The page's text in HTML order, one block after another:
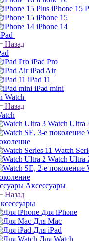
iPhone 15
iPhone 15
iPhone 14
Назад
iPad Pro
iPad Air
iPad 11
iPad mini
Watch
Назад
Watch Ultra
Watch
Watch Ultra
Аксессуары
Назад
Для iPhone
Для Mac
Для iPad
Для Watch